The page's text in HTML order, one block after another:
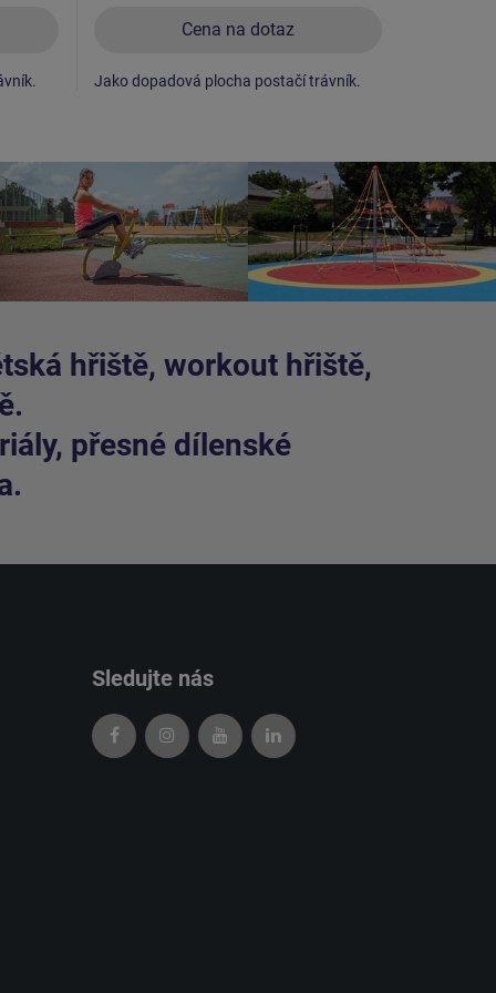
Cena na dotaz
Jako dopadová plocha postačí trávník.
hřiště, workout hřiště,
přesné dílenské
Sledujte nás